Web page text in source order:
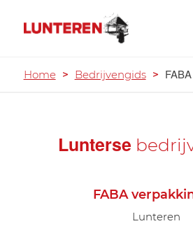
Home > Bedrijvengids >
Lunterse
FABA
Lunteren